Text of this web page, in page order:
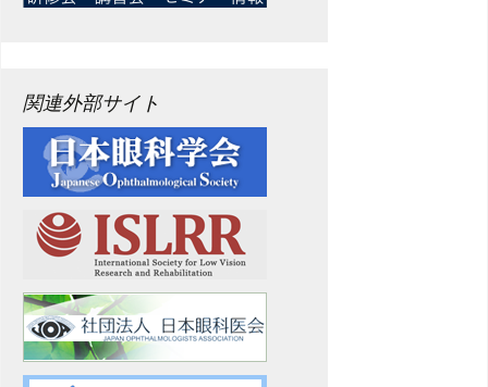
関連外部サイト